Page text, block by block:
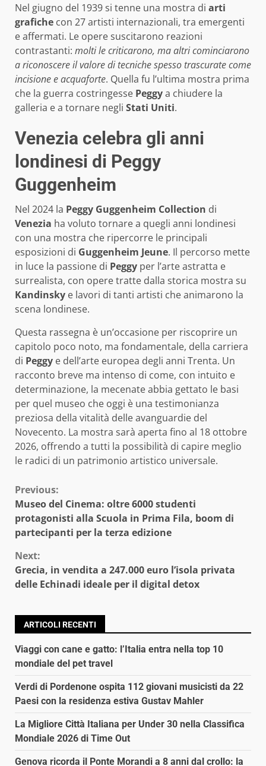
Nel giugno del 1939 si tenne una mostra di arti
grafiche con 27 artisti internazionali, tra emergenti
e affermati. Le opere suscitarono reazioni
contrastanti: molti le criticarono, ma altri cominciarono
a riconoscere il valore di tecniche spesso trascurate come
incisione e acquaforte. Quella fu l’ultima mostra prima
che la guerra costringesse Peggya chiudere la
galleria e a tornare negli Stati Uniti.
Venezia celebra gli anni
londinesi di Peggy
Guggenheim
Nel 2024 la Peggy Guggenheim Collection di
Venezia ha voluto tornare a quegli anni londinesi
con una mostra che ripercorre le principali
esposizioni di Guggenheim Jeune. Il percorso mette
in luce la passione di Peggy per l’arte astratta e
surrealista, con opere tratte dalla storica mostra su
Kandinsky e lavori di tanti artisti che animarono la
scena londinese.
Questa rassegna è un’occasione per riscoprire un
capitolo poco noto, ma fondamentale, della carriera
di Peggy e dell’arte europea degli anni Trenta. Un
racconto breve ma intenso di come, con intuito e
determinazione, la mecenate abbia gettato le basi
per quel museo che oggi è una testimonianza
preziosa della vitalità delle avanguardie del
Novecento. La mostra sarà aperta fino al 18 ottobre
2026, offrendo a tutti la possibilità di capire meglio
le radici di un patrimonio artistico universale.
Continue
Reading
Previous:
Museo del Cinema: oltre 6000 studenti
protagonisti alla Scuola in Prima Fila, boom di
partecipanti per la terza edizione
Next:
Grecia, in vendita a 247.000 euro l’isola privata
delle Echinadi ideale per il digital detox
ARTICOLI RECENTI
Viaggi con cane e gatto: l’Italia entra nella top 10
mondiale del pet travel
Verdi di Pordenone ospita 112 giovani musicisti da 22
Paesi con la residenza estiva Gustav Mahler
La Migliore Città Italiana per Under 30 nella Classifica
Mondiale 2026 di Time Out
Genova ricorda il Ponte Morandi a 8 anni dal crollo: la